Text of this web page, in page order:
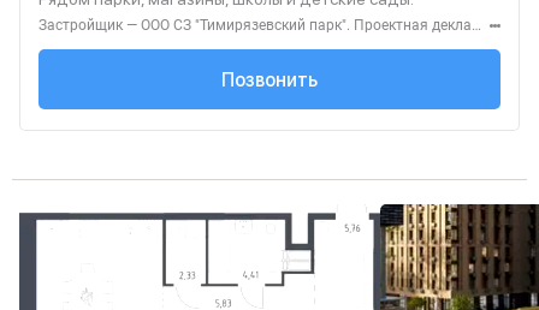
Застройщик — ООО СЗ "Тимирязевский парк". Проектная декларация — наш.дом.рф. Акция до 31.08.2026. Не оферта. Подробности — level.ru
+7 (495) 137-47-...
Позвонить